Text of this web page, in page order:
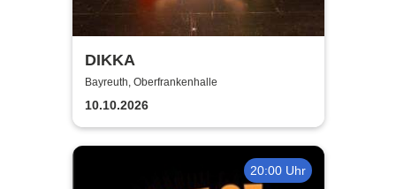
DIKKA
Bayreuth, Oberfrankenhalle
10.10.2026
20:00 Uhr